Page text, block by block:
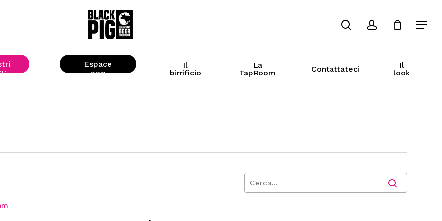
Espace
« PRO »
Il
birrificio
La
TapRoom
Contattateci
Il
look